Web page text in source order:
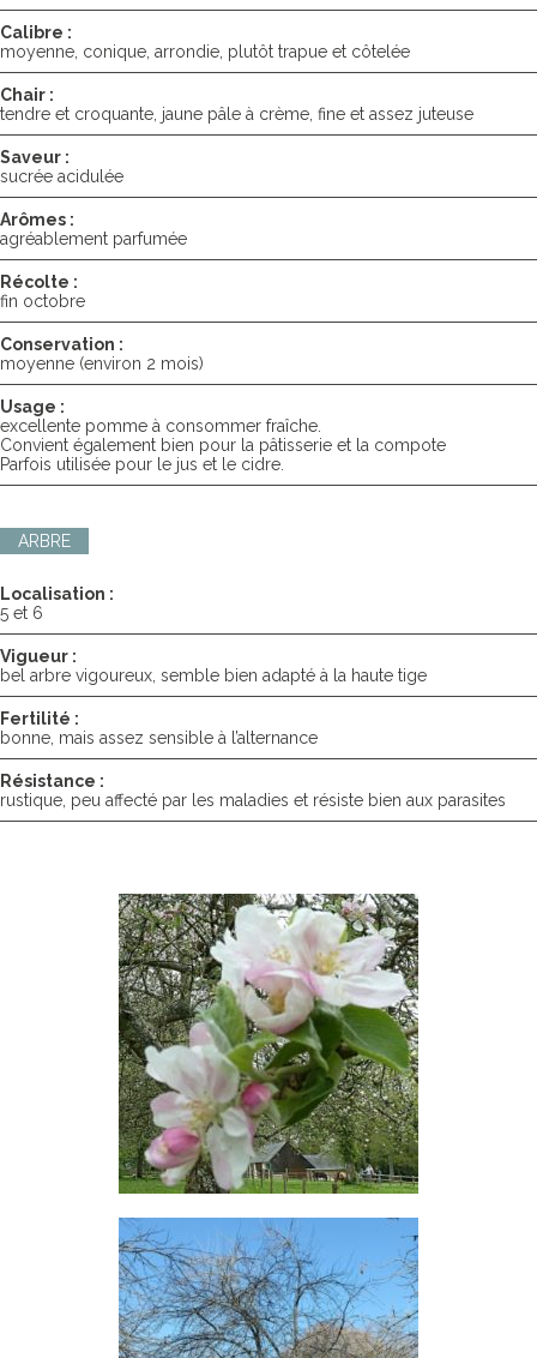
Calibre :
moyenne, conique, arrondie, plutôt trapue et côtelée
Chair :
tendre et croquante, jaune pâle à crème, fine et assez juteuse
Saveur :
sucrée acidulée
Arômes :
agréablement parfumée
Récolte :
fin octobre
Conservation :
moyenne (environ 2 mois)
Usage :
excellente pomme à consommer fraîche.
Convient également bien pour la pâtisserie et la compote
Parfois utilisée pour le jus et le cidre.
ARBRE
Localisation :
5 et 6
Vigueur :
bel arbre vigoureux, semble bien adapté à la haute tige
Fertilité :
bonne, mais assez sensible à l’alternance
Résistance :
rustique, peu affecté par les maladies et résiste bien aux parasites